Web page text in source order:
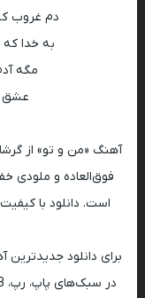
دم غروب
به خدا که
مگه
عشق
آهنگ «من و تو» از
فوق‌العاده و ملودی
برای دانلود